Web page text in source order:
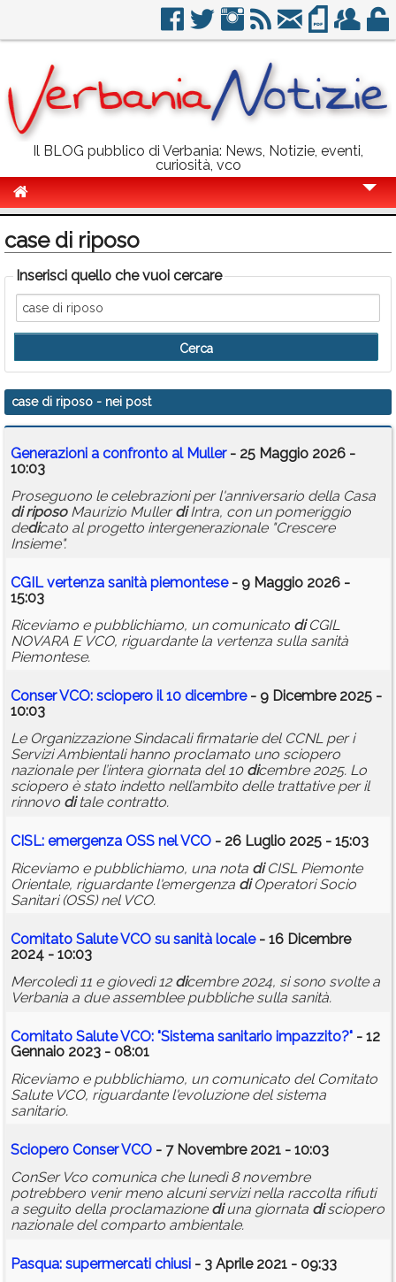
Il BLOG pubblico di Verbania: News, Notizie, eventi,
curiosità, vco
Politica
Sport
Eventi
Info Utili
Rubriche
Calendario
Annunci
case di riposo
Inserisci quello che vuoi cercare
case di riposo - nei post
Generazioni a confronto al Muller- 25 Maggio 2026 -
10:03
Proseguono le celebrazioni per l'anniversario della Casa
di riposoMaurizio MullerdiIntra, con un pomeriggio
dedicato al progetto intergenerazionale "Crescere
Insieme".
CGIL vertenza sanità piemontese- 9 Maggio 2026 -
15:03
Riceviamo e pubblichiamo, un comunicato diCGIL
NOVARA E VCO, riguardante la vertenza sulla sanità
Piemontese.
Conser VCO: sciopero il 10 dicembre- 9 Dicembre 2025 -
10:03
Le Organizzazione Sindacali firmatarie del CCNL per i
Servizi Ambientali hanno proclamato uno sciopero
nazionale per l’intera giornata del 10 dicembre 2025. Lo
sciopero è stato indetto nell’ambito delle trattative per il
rinnovo ditale contratto.
CISL: emergenza OSS nel VCO - 26 Luglio 2025 - 15:03
Riceviamo e pubblichiamo, una nota diCISL Piemonte
Orientale, riguardante l'emergenza diOperatori Socio
Sanitari (OSS) nel VCO.
Comitato Salute VCO su sanità locale- 16 Dicembre
2024 - 10:03
Mercoledì 11 e giovedì 12 dicembre 2024, si sono svolte a
Verbania a due assemblee pubbliche sulla sanità.
Comitato Salute VCO: "Sistema sanitario impazzito?" - 12
Gennaio 2023 - 08:01
Riceviamo e pubblichiamo, un comunicato del Comitato
Salute VCO, riguardante l'evoluzione del sistema
sanitario.
Sciopero Conser VCO - 7 Novembre 2021 - 10:03
ConSer Vco comunica che lunedì 8 novembre
potrebbero venir meno alcuni servizi nella raccolta rifiuti
a seguito della proclamazione diuna giornata disciopero
nazionale del comparto ambientale.
Pasqua: supermercati chiusi - 3 Aprile 2021 - 09:33